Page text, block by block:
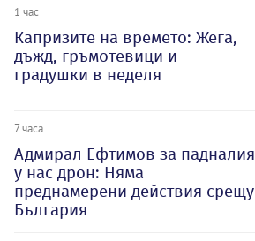
1 час
Капризите на времето: Жега,
дъжд, гръмотевици и
градушки в неделя
7 часа
Адмирал Ефтимов за падналия
у нас дрон: Няма
преднамерени действия срещу
България